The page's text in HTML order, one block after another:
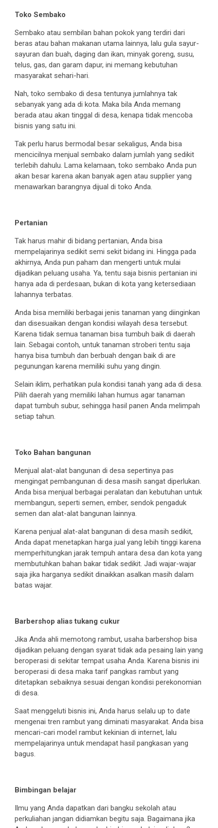
Toko Sembako
Sembako atau sembilan bahan pokok yang terdiri dari
beras atau bahan makanan utama lainnya, lalu gula sayur-
sayuran dan buah, daging dan ikan, minyak goreng, susu,
telus, gas, dan garam dapur, ini memang kebutuhan
masyarakat sehari-hari.
Nah, toko sembako di desa tentunya jumlahnya tak
sebanyak yang ada di kota. Maka bila Anda memang
berada atau akan tinggal di desa, kenapa tidak mencoba
bisnis yang satu ini.
Tak perlu harus bermodal besar sekaligus, Anda bisa
mencicilnya menjual sembako dalam jumlah yang sedikit
terlebih dahulu. Lama kelamaan, toko sembako Anda pun
akan besar karena akan banyak agen atau supplier yang
menawarkan barangnya dijual di toko Anda.
Pertanian
Tak harus mahir di bidang pertanian, Anda bisa
mempelajarinya sedikit semi sekit bidang ini. Hingga pada
akhirnya, Anda pun paham dan mengerti untuk mulai
dijadikan peluang usaha. Ya, tentu saja bisnis pertanian ini
hanya ada di perdesaan, bukan di kota yang ketersediaan
lahannya terbatas.
Anda bisa memiliki berbagai jenis tanaman yang diinginkan
dan disesuaikan dengan kondisi wilayah desa tersebut.
Karena tidak semua tanaman bisa tumbuh baik di daerah
lain. Sebagai contoh, untuk tanaman stroberi tentu saja
hanya bisa tumbuh dan berbuah dengan baik di are
pegunungan karena memiliki suhu yang dingin.
Selain iklim, perhatikan pula kondisi tanah yang ada di desa.
Pilih daerah yang memiliki lahan humus agar tanaman
dapat tumbuh subur, sehingga hasil panen Anda melimpah
setiap tahun.
Toko Bahan bangunan
Menjual alat-alat bangunan di desa sepertinya pas
mengingat pembangunan di desa masih sangat diperlukan.
Anda bisa menjual berbagai peralatan dan kebutuhan untuk
membangun, seperti semen, ember, sendok pengaduk
semen dan alat-alat bangunan lainnya.
Karena penjual alat-alat bangunan di desa masih sedikit,
Anda dapat menetapkan harga jual yang lebih tinggi karena
memperhitungkan jarak tempuh antara desa dan kota yang
membutuhkan bahan bakar tidak sedikit. Jadi wajar-wajar
saja jika harganya sedikit dinaikkan asalkan masih dalam
batas wajar.
Barbershop alias tukang cukur
Jika Anda ahli memotong rambut, usaha barbershop bisa
dijadikan peluang dengan syarat tidak ada pesaing lain yang
beroperasi di sekitar tempat usaha Anda. Karena bisnis ini
beroperasi di desa maka tarif pangkas rambut yang
ditetapkan sebaiknya sesuai dengan kondisi perekonomian
di desa.
Saat menggeluti bisnis ini, Anda harus selalu up to date
mengenai tren rambut yang diminati masyarakat. Anda bisa
mencari-cari model rambut kekinian di internet, lalu
mempelajarinya untuk mendapat hasil pangkasan yang
bagus.
Bimbingan belajar
Ilmu yang Anda dapatkan dari bangku sekolah atau
perkuliahan jangan didiamkan begitu saja. Bagaimana jika